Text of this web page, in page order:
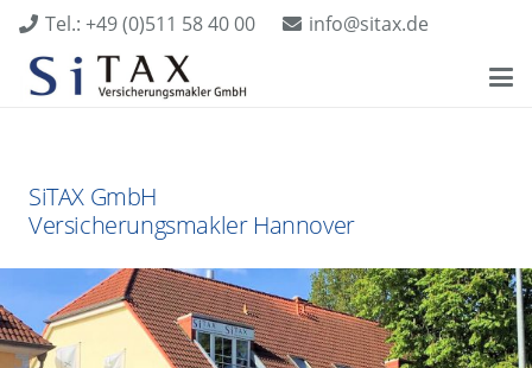
Tel.: +49 (0)511 58 40 00 info@sitax.de
SiTAX GmbH
Versicherungsmakler Hannover